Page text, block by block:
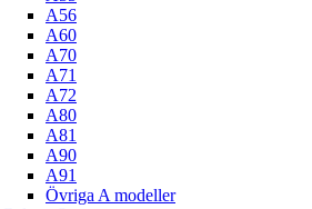
A56
A60
A70
A71
A72
A80
A81
A90
A91
Övriga A modeller